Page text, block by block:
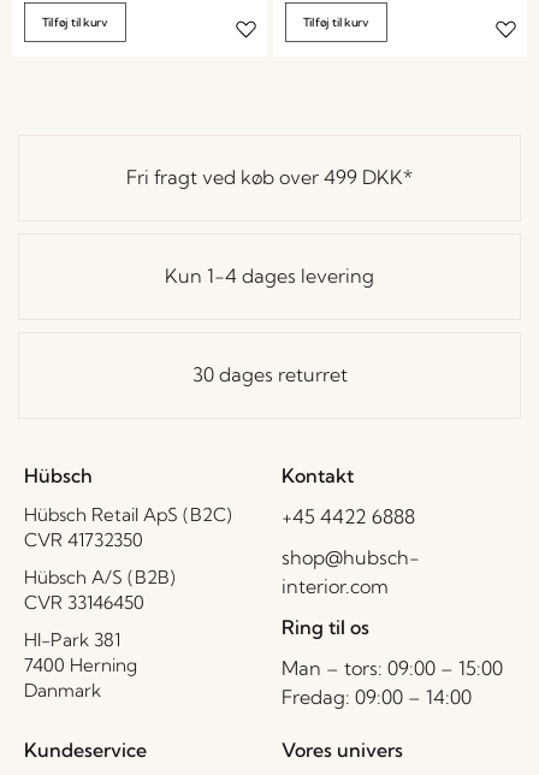
Tilføj til kurv Tilføj til kurv
Fri fragt ved køb over 499 DKK*
Kun 1-4 dages levering
30 dages returret
Hübsch
Hübsch Retail ApS (B2C)
CVR 41732350
Hübsch A/S (B2B)
CVR 33146450
HI-Park 381
7400 Herning
Danmark
Kontakt
+45 4422 6888
shop@hubsch-
interior.com
Ring til os
Man – tors: 09:00 – 15:00
Fredag: 09:00 – 14:00
Kundeservice Vores univers